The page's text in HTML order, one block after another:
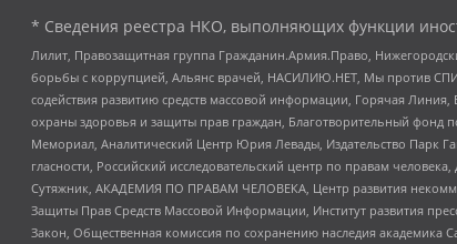
* Сведения реестра НКО, выполняющих функции
Лилит, Правозащитная группа Гражданин.Армия.Право,
борьбы с коррупцией, Альянс врачей, НАСИЛИЮ.НЕТ, Мы против
содействия развитию средств массовой информации, Горячая
охраны здоровья и защиты прав граждан, Благотворительный фонд
Мемориал, Аналитический Центр Юрия Левады, Издательство Парк
гласности, Российский исследовательский центр по правам
Сутяжник, АКАДЕМИЯ ПО ПРАВАМ ЧЕЛОВЕКА, Центр развития
Защиты Прав Средств Массовой Информации, Институт развития
Закон, Общественная комиссия по сохранению наследия